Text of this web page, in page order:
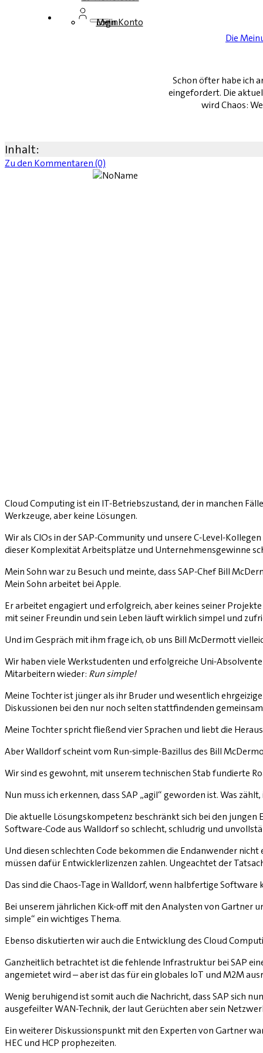
Login
Mein Konto
Die
Schon öfter habe ich
eingefordert. Die
wird Chaos:
Inhalt:
Zu den Kommentaren (0)
Cloud Computing ist ein IT-Betriebszustand, der in manchen
Werkzeuge, aber keine Lösungen.
Wir als CIOs in der SAP-Community und unsere C-Level-
dieser Komplexität Arbeitsplätze und Unternehmensgewinne
Mein Sohn war zu Besuch und meinte, dass SAP-Chef Bill
Mein Sohn arbeitet bei Apple.
Er arbeitet engagiert und erfolgreich, aber keines seiner
mit seiner Freundin und sein Leben läuft wirklich simpel und
Und im Gespräch mit ihm frage ich, ob uns Bill McDermott
Wir haben viele Werkstudenten und erfolgreiche Uni-
Mitarbeitern wieder: Run simple!
Meine Tochter ist jünger als ihr Bruder und wesentlich
Diskussionen bei den nur noch selten stattfindenden
Meine Tochter spricht fließend vier Sprachen und liebt die
Aber Walldorf scheint vom Run-simple-Bazillus des Bill
Wir sind es gewohnt, mit unserem technischen Stab fundierte
Nun muss ich erkennen, dass SAP „agil“ geworden ist. Was
Die aktuelle Lösungskompetenz beschränkt sich bei den
Software-Code aus Walldorf so schlecht, schludrig und
Und diesen schlechten Code bekommen die Endanwender
müssen dafür Entwicklerlizenzen zahlen. Ungeachtet der
Das sind die Chaos-Tage in Walldorf, wenn halbfertige
Bei unserem jährlichen Kick-off mit den Analysten von Gartner
simple“ ein wichtiges Thema.
Ebenso diskutierten wir auch die Entwicklung des Cloud
Ganzheitlich betrachtet ist die fehlende Infrastruktur bei SAP
angemietet wird – aber ist das für ein globales IoT und M2M
Wenig beruhigend ist somit auch die Nachricht, dass SAP sich
ausgefeilter WAN-Technik, der laut Gerüchten aber sein
Ein weiterer Diskussionspunkt mit den Experten von Gartner
HEC und HCP prophezeiten.